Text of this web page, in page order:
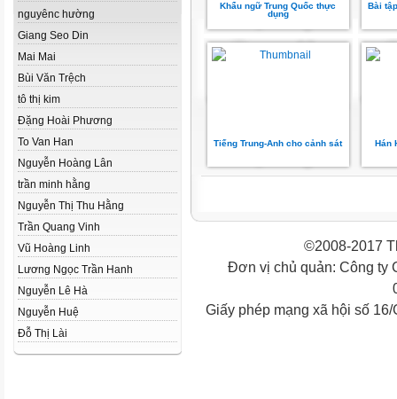
nguyênc hường
Giang Seo Din
Mai Mai
Bùi Văn Trệch
tô thị kim
Đặng Hoài Phương
To Van Han
Nguyễn Hoàng Lân
trần minh hằng
Nguyễn Thị Thu Hằng
Trần Quang Vinh
Vũ Hoàng Linh
Lương Ngọc Trần Hanh
Nguyễn Lê Hà
Nguyễn Huệ
Đỗ Thị Lài
Khẩu ngữ Trung Quốc thực
dụng
Bài
Tiếng Trung-Anh cho cảnh sát Hán
©2008-2017
Đơn vị chủ quản: Công ty
Giấy phép mạng xã hội số